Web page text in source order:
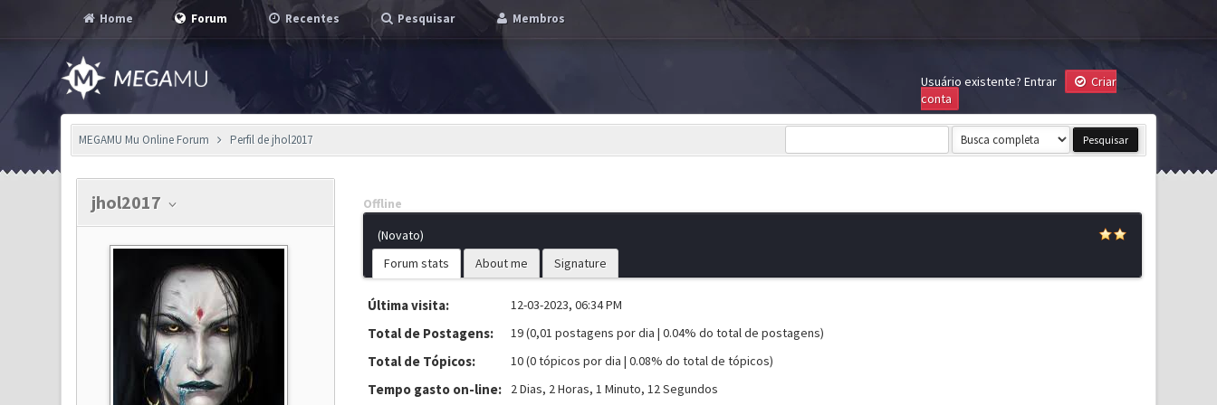
Home Forum Recentes Pesquisar Membros
Usuário existente? Entrar
Criar
conta
MEGAMU Mu Online Forum Perfil de jhol2017
jhol2017
Offline
(Novato)
Forum stats
About me Signature
Última visita: 12-03-2023, 06:34 PM
Total de Postagens: 19 (0,01 postagens por dia | 0.04% do total de postagens)
Total de Tópicos: 10 (0 tópicos por dia | 0.08% do total de tópicos)
Tempo gasto on-line: 2 Dias, 2 Horas, 1 Minuto, 12 Segundos